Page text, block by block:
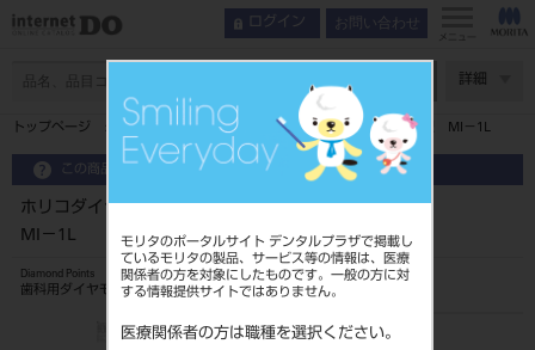
モリタのポータルサイト デンタルプラザで掲載し
ているモリタの製品、サービス等の情報は、医療
関係者の方を対象にしたものです。一般の方に対
する情報提供サイトではありません。
医療関係者の方は職種を選択ください。
ログイン お問い合わせ
メニュー
詳細
トップページ ホリコダイヤ ミニマルインターベンション7入中型 MI－1L
この商品に関するお問い合わせ
ホリコダイヤ ミニマルインターベンション7入中型
MI－1L
Diamond Points
歯科用ダイヤモンドバー
品目コード